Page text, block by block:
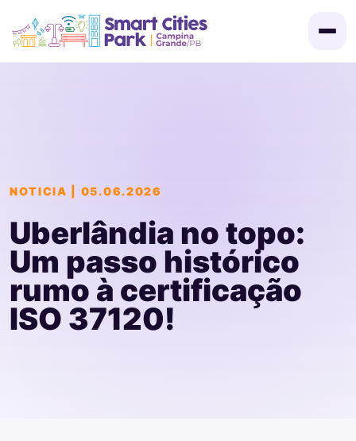
Convocação
Certificados
Programação
NOTICIA | 05.06.2026
Uberlândia no topo:
Um passo histórico
rumo à certificação
ISO 37120!